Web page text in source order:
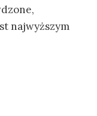
najwyższym